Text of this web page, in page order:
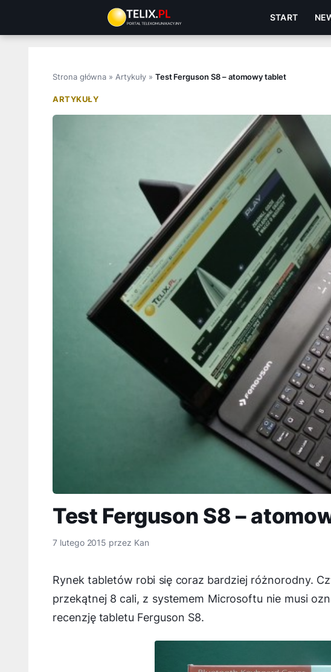
treści
START
Strona główna » Artykuły» Test Ferguson S8 – atomowy tablet
ARTYKUŁY
Test Ferguson S8 –
7 lutego 2015 przez Kan
Rynek tabletów robi się coraz bardziej różnorodny.
przekątnej 8 cali, z systemem Microsoftu nie musi
recenzję tabletu Ferguson S8.